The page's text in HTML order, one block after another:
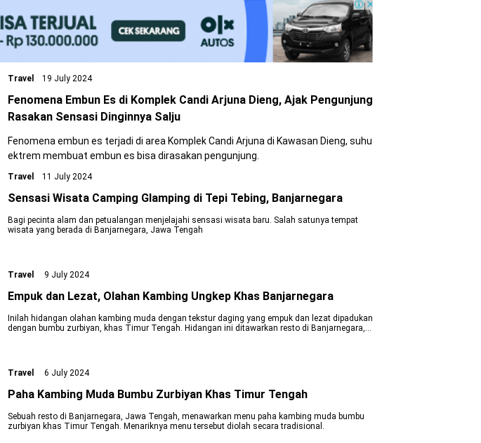
Travel 19 July 2024
Fenomena Embun Es di Komplek Candi Arjuna Dieng, Ajak Pengunjung
Rasakan Sensasi Dinginnya Salju
Fenomena embun es terjadi di area Komplek Candi Arjuna di Kawasan Dieng, suhu
ektrem membuat embun es bisa dirasakan pengunjung.
Travel 11 July 2024
Sensasi Wisata Camping Glamping di Tepi Tebing, Banjarnegara
Bagi pecinta alam dan petualangan menjelajahi sensasi wisata baru. Salah satunya tempat
wisata yang berada di Banjarnegara, Jawa Tengah
Travel 9 July 2024
Empuk dan Lezat, Olahan Kambing Ungkep Khas Banjarnegara
Inilah hidangan olahan kambing muda dengan tekstur daging yang empuk dan lezat dipadukan
dengan bumbu zurbiyan, khas Timur Tengah. Hidangan ini ditawarkan resto di Banjarnegara,
Travel 6 July 2024
Paha Kambing Muda Bumbu Zurbiyan Khas Timur Tengah
Sebuah resto di Banjarnegara, Jawa Tengah, menawarkan menu paha kambing muda bumbu
zurbiyan khas Timur Tengah. Menariknya menu tersebut diolah secara tradisional.